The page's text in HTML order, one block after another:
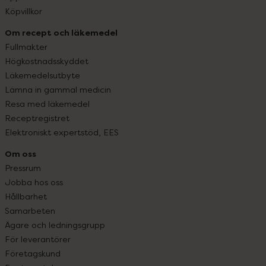
Köpvillkor
Om recept och läkemedel
Fullmakter
Högkostnadsskyddet
Läkemedelsutbyte
Lämna in gammal medicin
Resa med läkemedel
Receptregistret
Elektroniskt expertstöd, EES
Om oss
Pressrum
Jobba hos oss
Hållbarhet
Samarbeten
Ägare och ledningsgrupp
För leverantörer
Företagskund